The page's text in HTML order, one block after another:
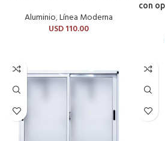
Aluminio,Línea Moderna
USD110.00
con